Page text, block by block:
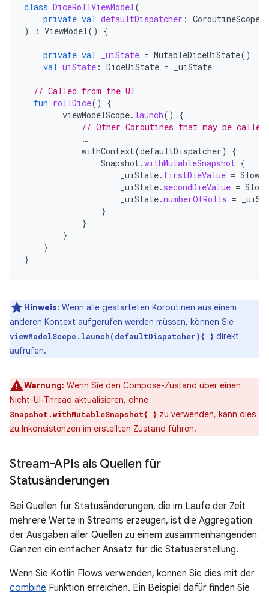
class DiceRollViewModel (
private val defaultDispatcher : CoroutineScope
)
: ViewModel () {
private val _uiState = MutableDiceUiState()
val uiState : DiceUiState = _uiState
// Called from the UI
fun rollDice()
{
viewModelScope. launch()
{
// Other Coroutines that may be
…
withContext(defaultDispatcher)
{
Snapshot .withMutableSnapshot {
_uiState. firstDieValue =
_uiState. secondDieValue =
_uiState.numberOfRolls =
}
}
}
}
}
Hinweis: Wenn alle gestarteten Koroutinen aus einem
anderen Kontext aufgerufen werden müssen, können Sie
viewModelScope.launch(defaultDispatcher){ } direkt
aufrufen.
Warnung: Wenn Sie den Compose-Zustand über einen
Nicht-UI-Thread aktualisieren, ohne
Snapshot.withMutableSnapshot{ } zu verwenden, kann dies
zu Inkonsistenzen im erstellten Zustand führen.
Stream-APIs als Quellen für
Statusänderungen
Bei Quellen für Statusänderungen, die im Laufe der Zeit
mehrere Werte in Streams erzeugen, ist die Aggregation
der Ausgaben aller Quellen zu einem zusammenhängenden
Ganzen ein einfacher Ansatz für die Statuserstellung.
Wenn Sie Kotlin Flows verwenden, können Sie dies mit der
combine Funktion erreichen. Ein Beispiel dafür finden Sie